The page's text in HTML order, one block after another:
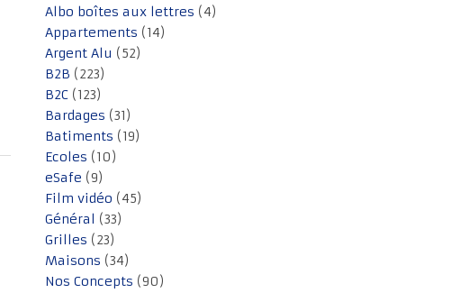
Albo boîtes aux lettres (4)
Appartements (14)
Argent Alu (52)
B2B (223)
B2C (123)
Bardages (31)
Batiments (19)
Ecoles (10)
eSafe (9)
Film vidéo (45)
Général (33)
Grilles (23)
Maisons (34)
Nos Concepts (90)